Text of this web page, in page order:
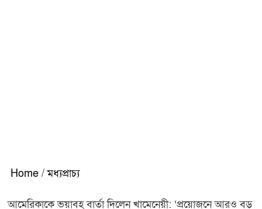
Home / মধ্যপ্রাচ্য
আমেরিকাকে ভয়াবহ বার্তা দিলেন খামেনেয়ী: ‘প্রয়োজনে আরও বড়